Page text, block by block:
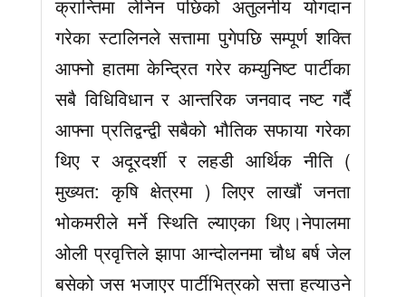
क्रान्तिमा लेनिन पछिको अतुलनीय योगदान
गरेका स्टालिनले सत्तामा पुगेपछि सम्पूर्ण शक्ति
आफ्नो हातमा केन्द्रित गरेर कम्युनिष्ट पार्टीका
सबै विधिविधान र आन्तरिक जनवाद नष्ट गर्दै
आफ्ना प्रतिद्वन्द्वी सबैको भौतिक सफाया गरेका
थिए र अदूरदर्शी र लहडी आर्थिक नीति (
मुख्यत: कृषि क्षेत्रमा ) लिएर लाखौं जनता
भोकमरीले मर्ने स्थिति ल्याएका थिए।नेपालमा
ओली प्रवृत्तिले झापा आन्दोलनमा चौध बर्ष जेल
बसेको जस भजाएर पार्टीभित्रको सत्ता हत्याउने